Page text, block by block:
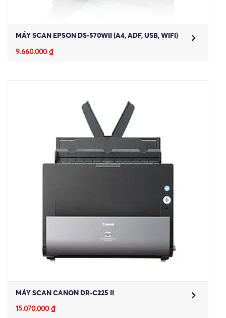
MÁY SCAN EPSON DS-570WII (A4, ADF, USB, WIFI)
9.660.000₫
MÁY SCAN CANON DR-C225 II
15.070.000₫